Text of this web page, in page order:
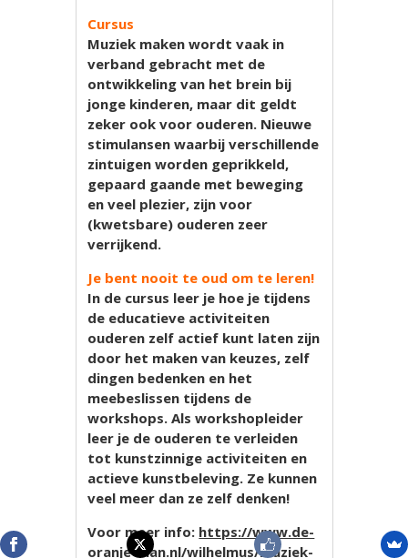
Cursus
Muziek maken wordt vaak in
verband gebracht met de
ontwikkeling van het brein bij
jonge kinderen, maar dit geldt
zeker ook voor ouderen. Nieuwe
stimulansen waarbij verschillende
zintuigen worden geprikkeld,
gepaard gaande met beweging
en veel plezier, zijn voor
(kwetsbare) ouderen zeer
verrijkend.
Je bent nooit te oud om te leren!
In de cursus leer je hoe je tijdens
de educatieve activiteiten
ouderen zelf actief kunt laten zijn
door het maken van keuzes, zelf
dingen bedenken en het
meebeslissen tijdens de
workshops. Als workshopleider
leer je de ouderen te verleiden
tot kunstzinnige activiteiten en
actieve kunstbeleving. Ze kunnen
veel meer dan ze zelf denken!
Voor meer info: https://www.de-
oranje-man.nl/wilhelmus/muziek-